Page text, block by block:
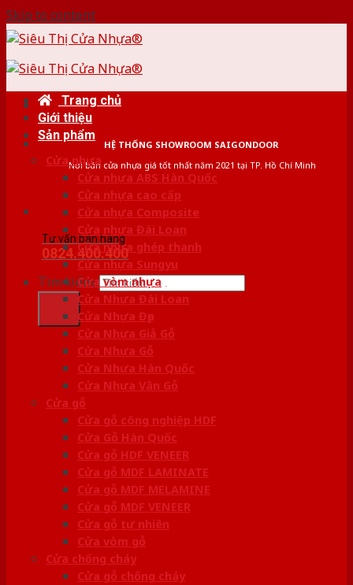
Skip to content
HỆ THỐNG SHOWROOM SAIGONDOOR
Nơi bán cửa nhựa giá tốt nhất năm 2021 tại TP. Hồ Chí Minh
Tư vấn bán hàng
0824.400.400
Tìm kiếm:
Trang chủ
Giới thiệu
Sản phẩm
Cửa nhựa
Cửa nhựa ABS Hàn Quốc
Cửa nhựa cao cấp
Cửa nhựa Composite
Cửa nhựa Đài Loan
Cửa nhựa ghép thanh
Cửa nhựa Sungyu
Cửa vòm nhựa
Cửa Nhựa Đài Loan
Cửa Nhựa Đẹp
Cửa Nhựa Giả Gỗ
Cửa Nhựa Gỗ
Cửa Nhựa Hàn Quốc
Cửa Nhựa Vân Gỗ
Cửa gỗ
Cửa gỗ công nghiệp HDF
Cửa Gỗ Hàn Quốc
Cửa gỗ HDF VENEER
Cửa gỗ MDF LAMINATE
Cửa gỗ MDF MELAMINE
Cửa gỗ MDF VENEER
Cửa gỗ tự nhiên
Cửa vòm gỗ
Cửa chống cháy
Cửa gỗ chống cháy